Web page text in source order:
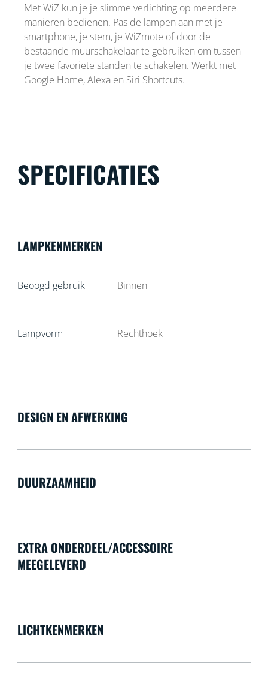
Met WiZ kun je je slimme verlichting op meerdere
manieren bedienen. Pas de lampen aan met je
smartphone, je stem, je WiZmote of door de
bestaande muurschakelaar te gebruiken om tussen
je twee favoriete standen te schakelen. Werkt met
Google Home, Alexa en Siri Shortcuts.
SPECIFICATIES
LAMPKENMERKEN
Beoogd gebruik Binnen
Lampvorm Rechthoek
DESIGN EN AFWERKING
DUURZAAMHEID
EXTRA ONDERDEEL/ACCESSOIRE
MEEGELEVERD
LICHTKENMERKEN